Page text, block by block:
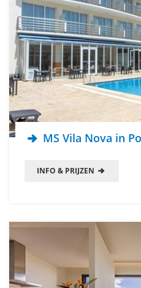
MS Vila Nova in
INFO & PRIJZEN